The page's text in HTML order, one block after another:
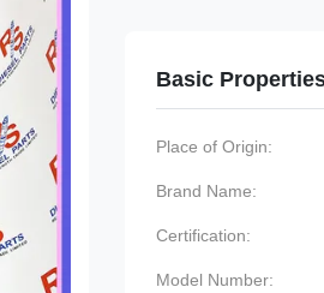
Basic
Place of Origin:
Brand Name:
Certification:
Model Number: